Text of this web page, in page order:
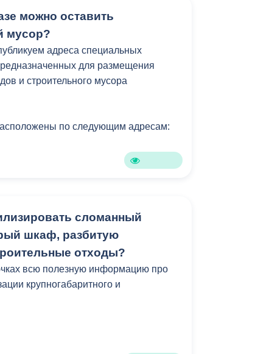
можно оставить
мусор?
адреса специальных
для размещения
и строительного мусора
по следующим адресам:
сломанный
шкаф, разбитую
отходы?
всю полезную информацию про
крупногабаритного и